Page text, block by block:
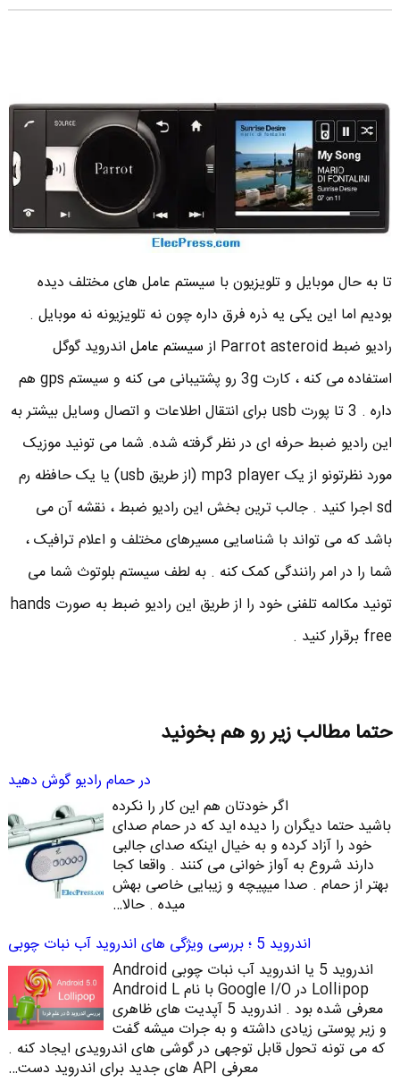
تا به حال موبایل و تلویزیون با سیستم عامل های مختلف دیده
بودیم اما این یکی یه ذره فرق داره چون نه تلویزیونه نه موبایل .
رادیو ضبط Parrot asteroid از
سیستم عاملاندروید گوگل
استفاده می کنه ، کارت 3g رو پشتیبانی می کنه و سیستم gps هم
داره . 3 تا پورت usb برای انتقال اطلاعات و اتصال وسایل بیشتر به
این رادیو ضبط حرفه ای در نظر گرفته شده. شما می تونید موزیک
مورد نظرتونو از یک mp3 player (از طریق usb) یا یک حافظه رم
sd اجرا کنید . جالب ترین بخش این رادیو ضبط ، نقشه آن می
باشد که می تواند با شناسایی مسیرهای مختلف و اعلام ترافیک ،
شما را در امر رانندگی کمک کنه . به لطف سیستم بلوتوث شما می
تونید مکالمه تلفنی خود را از طریق این رادیو ضبط به صورت hands
free برقرار کنید .
حتما مطالب زیر رو هم بخونید
در حمام رادیو گوش دهید
اگر خودتان هم این کار را نکرده
باشید حتما دیگران را دیده اید که در حمام صدای
خود را آزاد کرده و به خیال اینکه صدای جالبی
دارند شروع به آواز خوانی می کنند . واقعا کجا
بهتر از حمام . صدا میپیچه و زیبایی خاصی بهش
میده . حالا…
اندروید 5 ؛ بررسی ویژگی های اندروید آب نبات چوبی
اندروید 5 یا اندروید آب نبات چوبی Android
Lollipop در Google I/O با نام Android L
معرفی شده بود . اندروید 5 آپدیت های ظاهری
و زیر پوستی زیادی داشته و به جرات میشه گفت
که می تونه تحول قابل توجهی در گوشی های اندرویدی ایجاد کنه .
معرفی API های جدید برای اندروید دست…